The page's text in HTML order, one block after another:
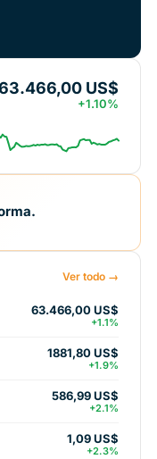
US$
+1.10%
Ver todo →
63.466,00 US$
+1.1%
1881,80 US$
+1.9%
586,99 US$
+2.1%
1,09 US$
+2.3%